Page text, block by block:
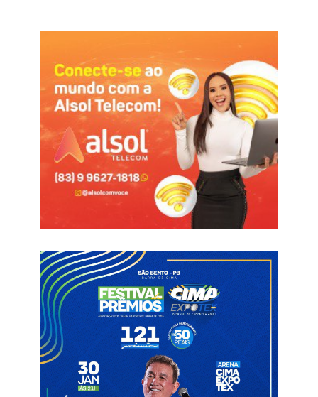
A maior demanda foi registrada na sexta-feira (5), quando 193
pessoas buscaram atendimento na unidade. Na quinta-feira
(4), foram realizados 155 atendimentos; no sábado (6), outros
137; e no domingo (7), mais 110 pacientes passaram pelos
serviços hospitalares.
Durante os quatro dias de plantão, o hospital realizou seis
cirurgias eletivas e cinco procedimentos de urgência,
contemplando casos de lesão de pele, gastrotomia,
ortopédicas de alta complexidade, incluindo fraturas de tíbia,
tornozelo e colo de fêmur, além da colocação de fixadores
externos em membros inferiores. A assistência prestada
também resultou na internação de 43 pacientes para
continuidade do tratamento e acompanhamento clínico.
No setor de apoio diagnóstico, a unidade realizou 954 exames
laboratoriais, 133 exames de Raios-X, 74 tomografias